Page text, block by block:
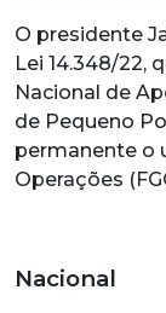
O presidente
Lei 14.348/22,
Nacional de
de Pequeno
permanente o
Operações
Nacional